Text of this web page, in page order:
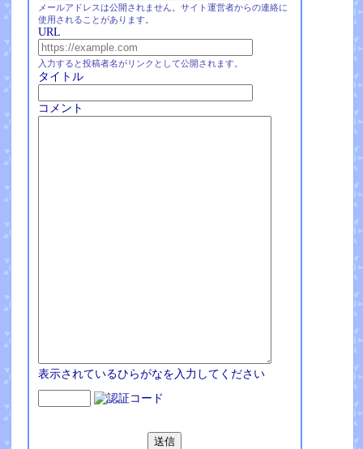
メールアドレスは公開されません。サイト運営者からの連絡に
使用されることがあります。
URL
入力すると投稿者名がリンクとして公開されます。
タイトル
コメント
表示されているひらがなを入力してください